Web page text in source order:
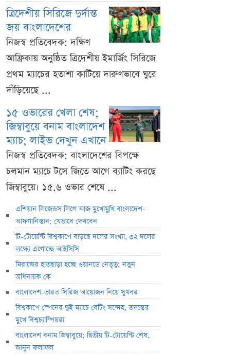
ত্রিদেশীয় সিরিজে দুর্দান্ত
জয় বাংলাদেশের
নিজস্ব প্রতিবেদক: দক্ষিণ
আফ্রিকায় অনুষ্ঠিত ত্রিদেশীয় ইমার্জিং সিরিজে
প্রথম ম্যাচের হতাশা কাটিয়ে দারুণভাবে ঘুরে
দাঁড়িয়েছে ...
১৫ ওভারের খেলা শেষ;
জিম্বাবুয়ে বনাম বাংলাদেশ
ম্যাচ; লাইভ দেখুন এখানে
নিজস্ব প্রতিবেদক: বাংলাদেশের বিপক্ষে
চলমান ম্যাচে টসে জিতে আগে ব্যাটিং করছে
জিম্বাবুয়ে। ১৫.৬ ওভার শেষে ...
এশিয়ান লিজেন্ডস লিগে আজ মুখোমুখি বাংলাদেশ-
আফগানিস্তান: যেভাবে দেখবেন
টি-টোয়েন্টি বিশ্বকাপে বাড়ছে দলের সংখ্যা, ৩২ দলের
লক্ষ্যে এগোচ্ছে আইসিসি
মিরাজের হাতছাড়া হচ্ছে ওয়ানডে নেতৃত্ব; নতুন
অধিনায়ক কে
বাংলাদেশ-ভারত সিরিজ আয়োজন নিয়ে সুখবর
বিশ্বকাপে স্পেনের দুই ম্যাচে বেটিং সন্দেহ, তদন্তের
মুখে বিশ্বচ্যাম্পিয়রা
বাংলাদেশ বনাম জিম্বাবুয়ে; দ্বিতীয় টি-টোয়েন্টি শেষ,
জানুন ফলাফল